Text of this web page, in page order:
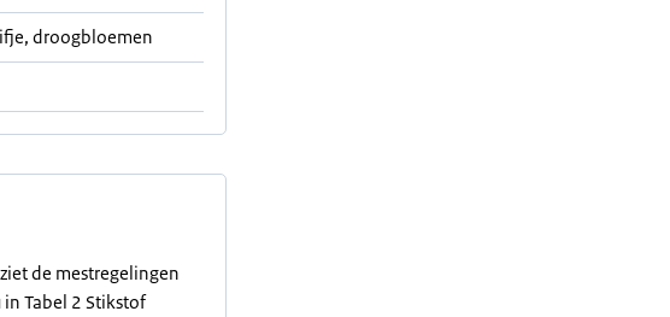
droogbloemen
de mestregelingen
Tabel 2 Stikstof